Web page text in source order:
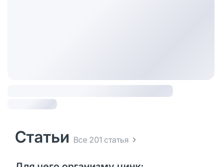
Статьи Все 201 статья